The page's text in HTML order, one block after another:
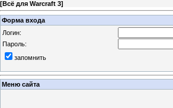
[Всё для Warcraft 3]
Форма входа
Логин:
Пароль:
запомнить
Меню сайта